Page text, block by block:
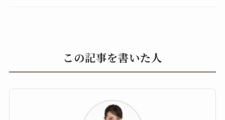
この記事を書いた人